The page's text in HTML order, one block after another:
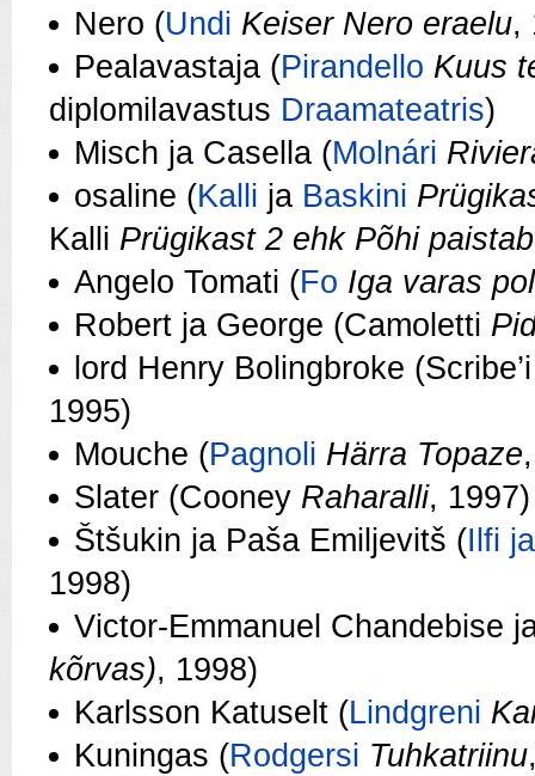
Nero (Undi Keiser Nero eraelu,
Pealavastaja (Pirandello Kuus
diplomilavastus Draamateatris)
Misch ja Casella (Molnári
osaline (Kalli ja Baskini
Kalli Prügikast 2 ehk Põhi paistab
Angelo Tomati (Fo Iga varas
Robert ja George (Camoletti
lord Henry Bolingbroke
1995)
Mouche (Pagnoli Härra Topaze
Slater (Cooney Raharalli, 1997)
Štšukin ja Paša Emiljevitš (Ilfi
1998)
Victor-Emmanuel Chandebise
kõrvas), 1998)
Karlsson Katuselt (Lindgreni
Kuningas (Rodgersi Tuhkatriinu